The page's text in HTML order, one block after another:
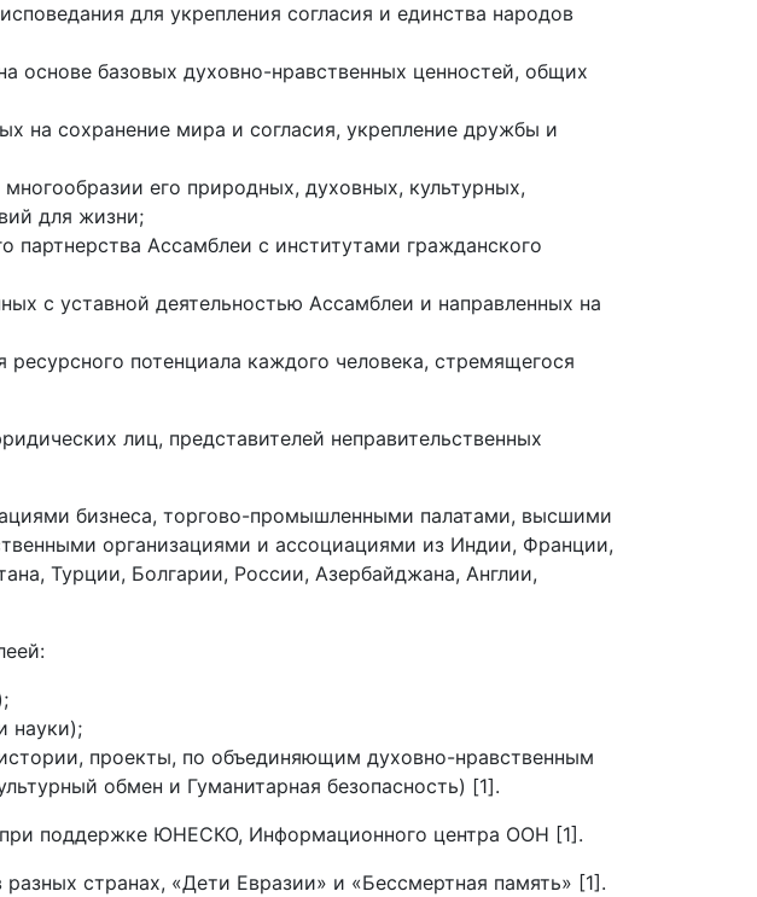
для укрепления согласия и единства народов
основе базовых духовно-нравственных ценностей, общих
на сохранение мира и согласия, укрепление дружбы и
его природных, духовных, культурных,
для жизни;
Ассамблеи с институтами гражданского
с уставной деятельностью Ассамблеи и направленных на
потенциала каждого человека, стремящегося
лиц, представителей неправительственных
бизнеса, торгово-промышленными палатами, высшими
организациями и ассоциациями из Индии, Франции,
Турции, Болгарии, России, Азербайджана, Англии,
науки);
проекты, по объединяющим духовно-нравственным
обмен и Гуманитарная безопасность) [1].
поддержке ЮНЕСКО, Информационного центра ООН [1].
странах, «Дети Евразии» и «Бессмертная память» [1].